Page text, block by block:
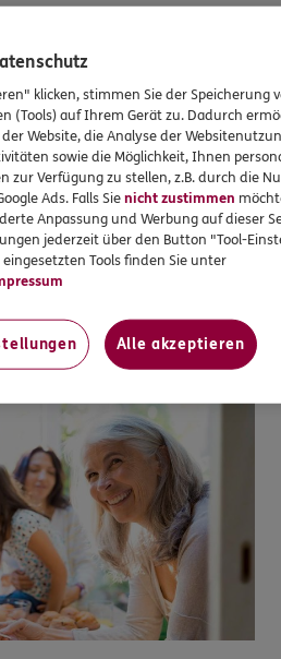
wichtig. Jetzt vorsorgen: so
Beiträgen Ihre ERGO
Fordern Sie jetzt
erfahren
klicken, stimmen Sie der Speicherung
(Tools) auf Ihrem Gerät zu. Dadurch
Website, die Analyse der
sowie die Möglichkeit, Ihnen
zur Verfügung zu stellen, z.B. durch die
Ads. Falls Sienicht zustimmen
Anpassung und Werbung auf dieser
jederzeit über den Button "Tool-
Tools finden Sie unter
Alle akzeptieren